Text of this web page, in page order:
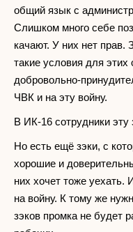
общий язык с
Слишком много себе
качают. У них нет прав.
такие условия для
добровольно-
ЧВК и на эту войну.
В ИК-16 сотрудники
Но есть ещё зэки, с
хорошие и
них хочет тоже уехать.
на войну. К тому же
зэков промка не будет